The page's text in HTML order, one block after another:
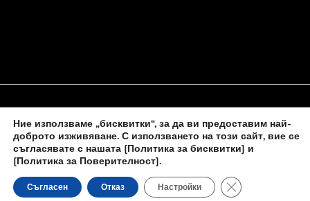
НАЧАЛО ЗА НАС ПОЛИТИКА ЗА БИСКВИТКИ
КОНТАКТИ С НАС
Новините на novinite-dnesbg.eu
Ние използваме „бисквитки“, за да ви предоставим най-
доброто изживяване. С използването на този сайт, вие се
съгласявате с нашата [Политика за бисквитки] и
[Политика за Поверителност].
Съгласен Отказ Настройки Close GDPR